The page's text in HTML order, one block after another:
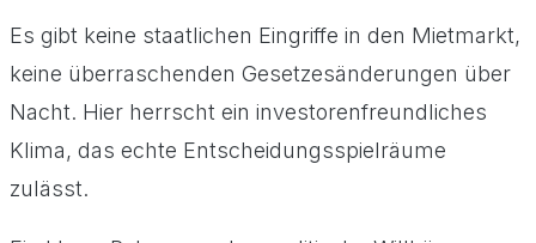
Es gibt keine staatlichen Eingriffe in den Mietmarkt,
keine überraschenden Gesetzesänderungen über
Nacht. Hier herrscht ein investorenfreundliches
Klima, das echte Entscheidungsspielräume
zulässt.